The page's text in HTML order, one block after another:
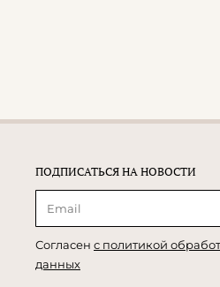
ПОДПИСАТЬСЯ НА НОВОСТИ
Согласен с политикой
данных